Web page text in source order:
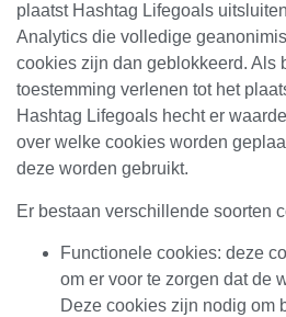
plaatst Hashtag Lifegoals
Analytics die volledige
cookies zijn dan geblokkeerd. Als
toestemming verlenen tot het
Hashtag Lifegoals hecht er
over welke cookies worden
deze worden gebruikt.
Er bestaan verschillende soorten
Functionele cookies: deze
om er voor te zorgen dat de
Deze cookies zijn nodig om